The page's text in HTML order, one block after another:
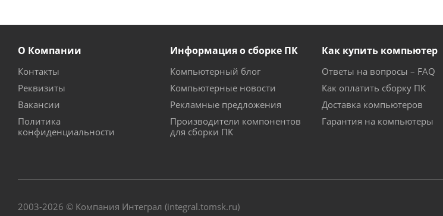
О Компании
Контакты
Реквизиты
Вакансии
Политика
конфиденциальности
Информация о сборке ПК
Компьютерный блог
Компьютерные новости
Рекламные предложения
Производители компонентов
для сборки ПК
Как купить компьютер
Ответы на вопросы – FAQ
Как оплатить сборку ПК
Доставка компьютеров
Гарантия на компьютеры
2003-2026 © Компания Интеграл (integral.tomsk.ru)